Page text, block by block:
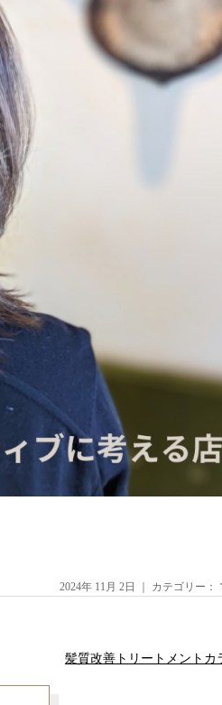
2024年 11月 2日 ｜ カテゴリー：
髪質改善トリートメントカ